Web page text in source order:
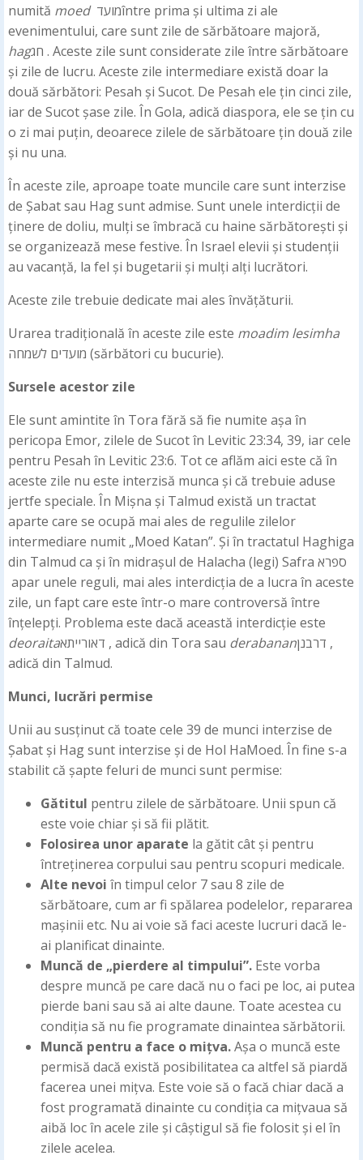
numită moedמועדîntre prima și ultima zi ale
evenimentului, care sunt zile de sărbătoare majoră,
hagחג . Aceste zile sunt considerate zile între sărbătoare
și zile de lucru. Aceste zile intermediare există doar la
două sărbători: Pesah și Sucot. De Pesah ele țin cinci zile,
iar de Sucot șase zile. În Gola, adică diaspora, ele se țin cu
o zi mai puțin, deoarece zilele de sărbătoare țin două zile
și nu una.
În aceste zile, aproape toate muncile care sunt interzise
de Șabat sau Hag sunt admise. Sunt unele interdicții de
ținere de doliu, mulți se îmbracă cu haine sărbătorești și
se organizează mese festive. În Israel elevii și studenții
au vacanță, la fel și bugetarii și mulți alți lucrători.
Aceste zile trebuie dedicate mai ales învățăturii.
Urarea tradițională în aceste zile este moadim lesimha
מועדים לשמחה (sărbători cu bucurie).
Sursele acestor zile
Ele sunt amintite în Tora fără să fie numite așa în
pericopa Emor, zilele de Sucot în Levitic 23:34, 39, iar cele
pentru Pesah în Levitic 23:6. Tot ce aflăm aici este că în
aceste zile nu este interzisă munca și că trebuie aduse
jertfe speciale. În Mișna și Talmud există un tractat
aparte care se ocupă mai ales de regulile zilelor
intermediare numit „Moed Katan”. Și în tractatul Haghiga
din Talmud ca și în midrașul de Halacha (legi) Safra ספרא
apar unele reguli, mai ales interdicția de a lucra în aceste
zile, un fapt care este într-o mare controversă între
înțelepți. Problema este dacă această interdicție este
deoraita
דאורייתא , adică din Tora sau derabananדרבנן ,
adică din Talmud.
Munci, lucrări permise
Unii au susținut că toate cele 39 de munci interzise de
Șabat și Hag sunt interzise și de Hol HaMoed. În fine s-a
stabilit că șapte feluri de munci sunt permise:
Gătitul pentru zilele de sărbătoare. Unii spun că
este voie chiar și să fii plătit.
Folosirea unor aparate la gătit cât și pentru
întreținerea corpului sau pentru scopuri medicale.
Alte nevoi în timpul celor 7 sau 8 zile de
sărbătoare, cum ar fi spălarea podelelor, repararea
mașinii etc. Nu ai voie să faci aceste lucruri dacă le-
ai planificat dinainte.
Muncă de „pierdere al timpului”. Este vorba
despre muncă pe care dacă nu o faci pe loc, ai putea
pierde bani sau să ai alte daune. Toate acestea cu
condiția să nu fie programate dinaintea sărbătorii.
Muncă pentru a face o mițva.Așa o muncă este
permisă dacă există posibilitatea ca altfel să piardă
facerea unei mițva. Este voie să o facă chiar dacă a
fost programată dinainte cu condiția ca mițvaua să
aibă loc în acele zile și câștigul să fie folosit și el în
zilele acelea.